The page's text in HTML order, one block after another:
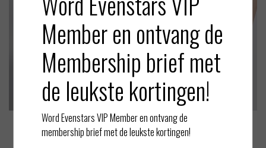
Aubade
Member en ontvang de
Membership brief met
de leukste kortingen!
Word Evenstars VIP Member en ontvang de
membership brief met de leukste kortingen!